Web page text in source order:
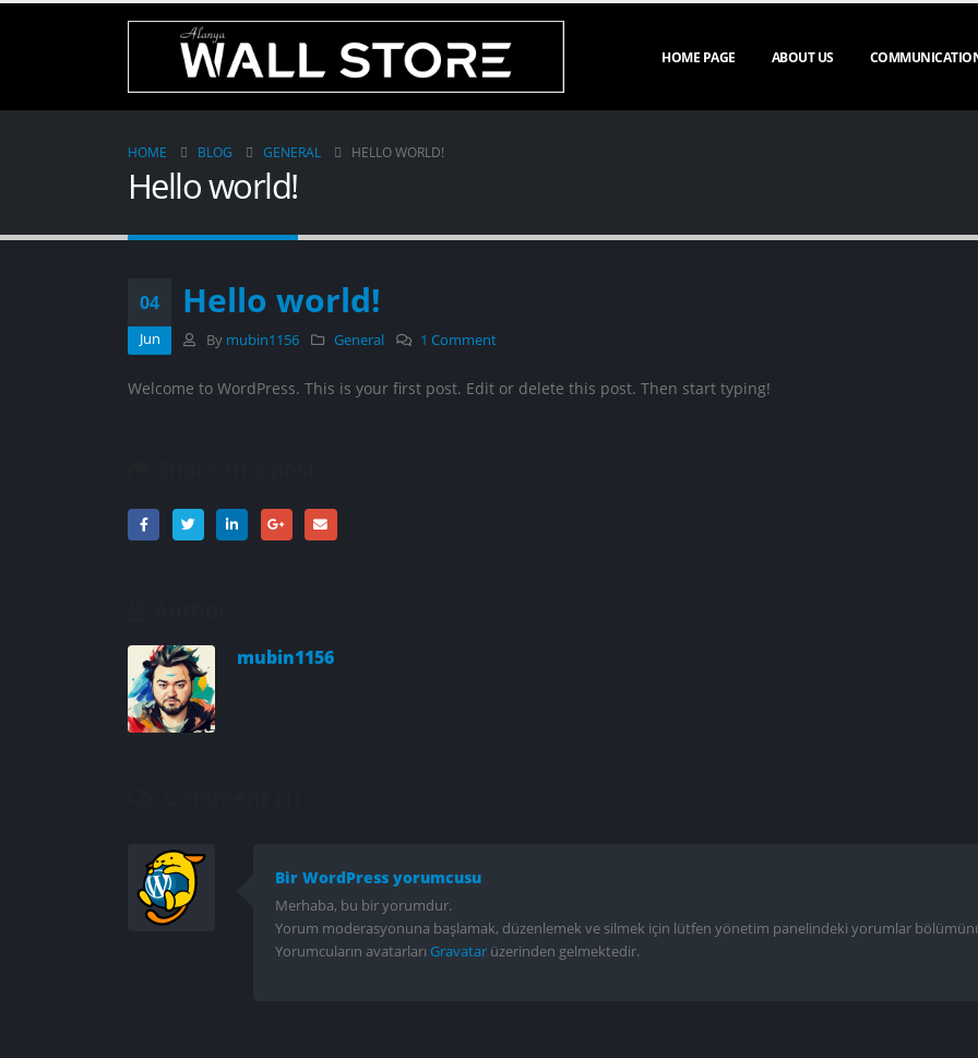
HOME PAGE ABOUT US
HOME BLOG GENERAL HELLO WORLD!
Hello world!
04
Jun
Hello world!
By mubin1156 General 1 Comment
Welcome to WordPress. This is your first post. Edit or delete this post. Then start typing!
mubin1156
Bir WordPress yorumcusu
Merhaba, bu bir yorumdur.
Yorum moderasyonuna başlamak, düzenlemek ve silmek için lütfen yönetim panelindeki yorumlar
Yorumcuların avatarları Gravatar üzerinden gelmektedir.